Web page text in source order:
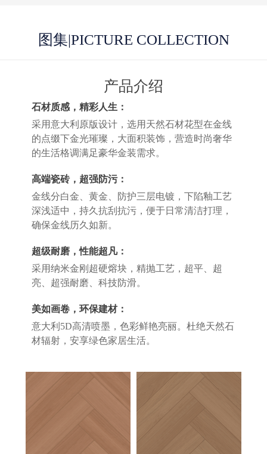
图集|PICTURE COLLECTION
产品介绍
石材质感，精彩人生：
采用意大利原版设计，选用天然石材花型在金线
的点缀下金光璀璨，大面积装饰，营造时尚奢华
的生活格调满足豪华金装需求。
高端瓷砖，超强防污：
金线分白金、黄金、防护三层电镀，下陷釉工艺
深浅适中，持久抗刮抗污，便于日常清洁打理，
确保金线历久如新。
超级耐磨，性能超凡：
采用纳米金刚超硬熔块，精抛工艺，超平、超
亮、超强耐磨、科技防滑。
美如画卷，环保建材：
意大利5D高清喷墨，色彩鲜艳亮丽。杜绝天然石
材辐射，安享绿色家居生活。